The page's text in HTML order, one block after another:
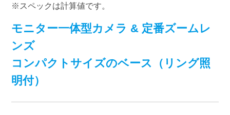
※スペックは計算値です。
モニター一体型カメラ & 定番ズームレ
ンズ
コンパクトサイズのベース（リング照
明付）